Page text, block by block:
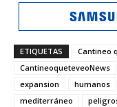
ETIQUETAS Cantineo
CantineoqueteveoNews
expansion
humanos
mediterráneo